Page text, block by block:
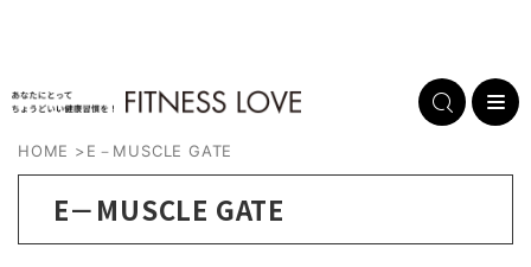
HOME >E－MUSCLE GATE
E－MUSCLE GATE